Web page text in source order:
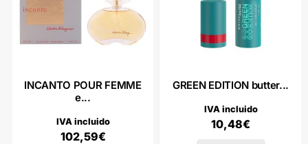
INCANTO POUR FEMME
e...
102,59€
IVA incluido
GREEN EDITION butter...
10,48€
IVA incluido